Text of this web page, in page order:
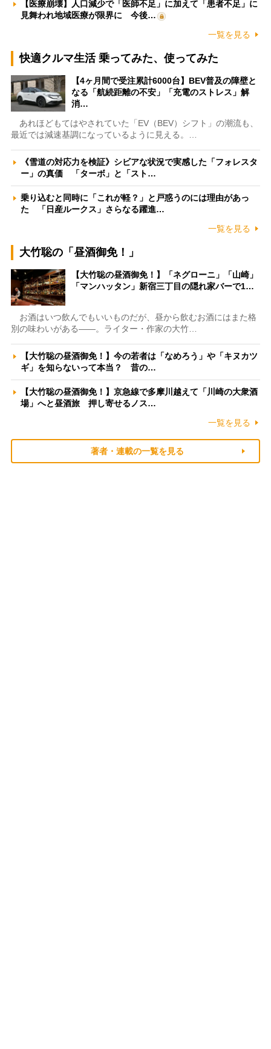
【医療崩壊】人口減少で「医師不足」に加えて「患者不足」に
見舞われ地域医療が限界に 今後…
一覧を見る
快適クルマ生活 乗ってみた、使ってみた
【4ヶ月間で受注累計6000台】BEV普及の障壁と
なる「航続距離の不安」「充電のストレス」解
消…
あれほどもてはやされていた「EV（BEV）シフト」の潮流も、
最近では減速基調になっているように見える。…
《雪道の対応力を検証》シビアな状況で実感した「フォレスタ
ー」の真価 「ターボ」と「スト…
乗り込むと同時に「これが軽？」と戸惑うのには理由があっ
た 「日産ルークス」さらなる躍進…
一覧を見る
大竹聡の「昼酒御免！」
【大竹聡の昼酒御免！】「ネグローニ」「山崎」
「マンハッタン」新宿三丁目の隠れ家バーで1…
お酒はいつ飲んでもいいものだが、昼から飲むお酒にはまた格
別の味わいがある――。ライター・作家の大竹…
【大竹聡の昼酒御免！】今の若者は「なめろう」や「キヌカツ
ギ」を知らないって本当？ 昔の…
【大竹聡の昼酒御免！】京急線で多摩川越えて「川崎の大衆酒
場」へと昼酒旅 押し寄せるノス…
一覧を見る
著者・連載の一覧を見る